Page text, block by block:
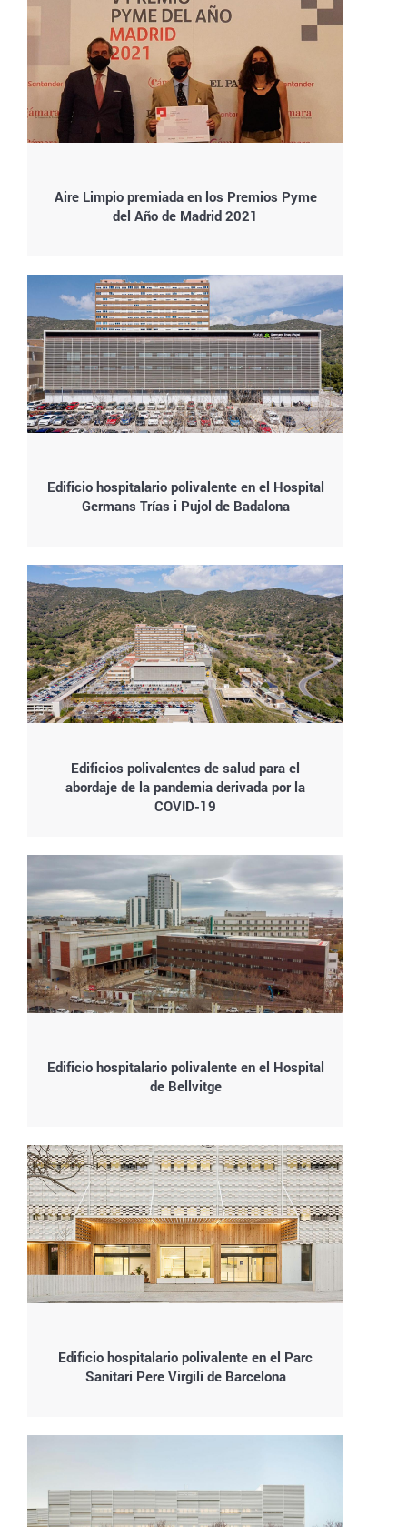
Aire Limpio premiada en los Premios Pyme
del Año de Madrid 2021
Edificio hospitalario polivalente en el Hospital
Germans Trías i Pujol de Badalona
Edificios polivalentes de salud para el
abordaje de la pandemia derivada por la
COVID-19
Edificio hospitalario polivalente en el Hospital
de Bellvitge
Edificio hospitalario polivalente en el Parc
Sanitari Pere Virgili de Barcelona